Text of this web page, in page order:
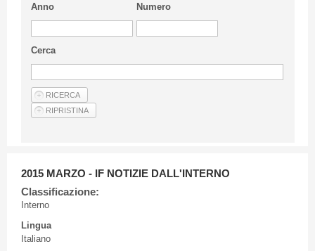
Linee Guida
Privacy Policy
Articoli
Anno Numero
Cerca
2015 MARZO - IF NOTIZIE DALL'INTERNO
Classificazione:
Interno
Lingua
Italiano